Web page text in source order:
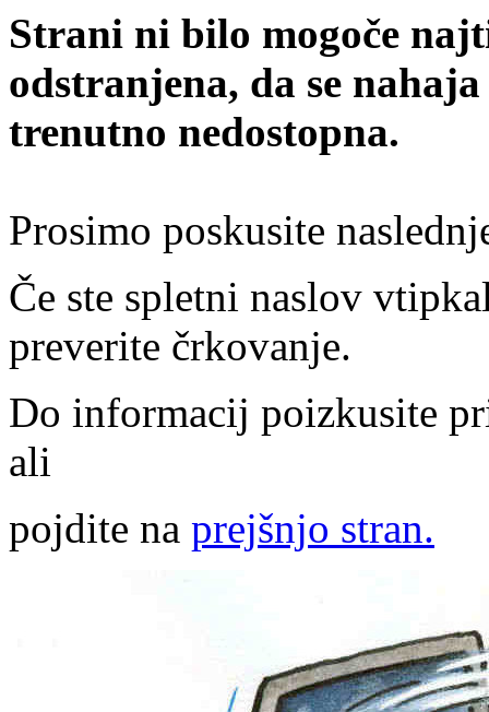
Strani ni bilo mogoče
odstranjena, da se
trenutno nedostopna.
Prosimo poskusite
Če ste spletni naslov
preverite črkovanje.
Do informacij poizkusite
ali
pojdite na prejšnjo stran.